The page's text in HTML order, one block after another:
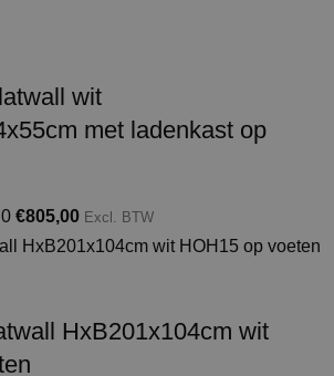
wit
met ladenkast op
€805,00 Excl. BTW
HxB201x104cm wit